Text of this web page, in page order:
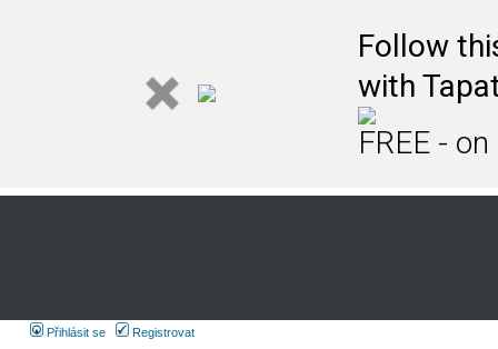
Follow
with
FREE -
Přihlásit se Registrovat